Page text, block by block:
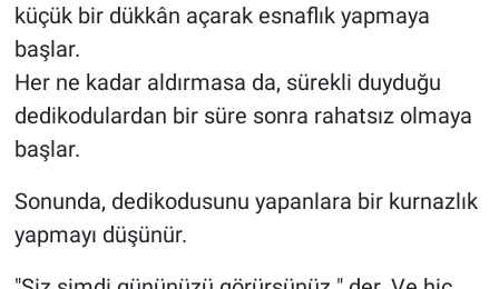
küçük bir dükkân açarak esnaflık yapmaya
başlar.
Her ne kadar aldırmasa da, sürekli duyduğu
dedikodulardan bir süre sonra rahatsız olmaya
başlar.
Sonunda, dedikodusunu yapanlara bir kurnazlık
yapmayı düşünür.